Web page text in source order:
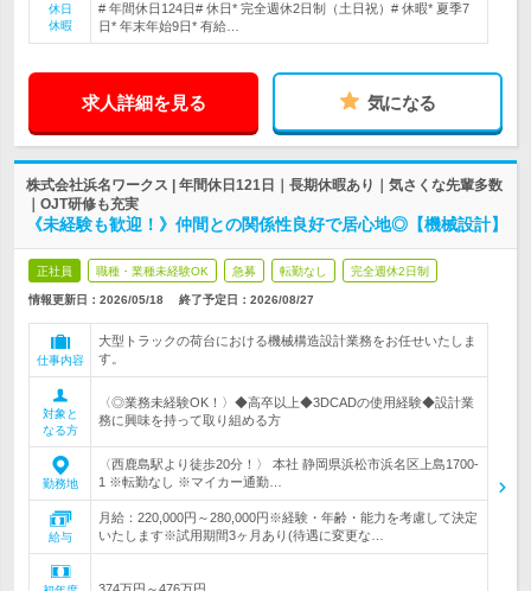
休日
休暇
# 年間休日124日# 休日* 完全週休2日制（土日祝）# 休暇* 夏季7
日* 年末年始9日* 有給…
求人詳細を見る 気になる
株式会社浜名ワークス | 年間休日121日｜長期休暇あり｜気さくな先輩多数
｜OJT研修も充実
《未経験も歓迎！》仲間との関係性良好で居心地◎【機械設計】
正社員 職種・業種未経験OK 急募 転勤なし 完全週休2日制
情報更新日：2026/05/18 終了予定日： 2026/08/27
仕事内容
大型トラックの荷台における機械構造設計業務をお任せいたしま
す。
対象と
なる方
〈◎業務未経験OK！〉◆高卒以上◆3DCADの使用経験◆設計業
務に興味を持って取り組める方
勤務地
〈西鹿島駅より徒歩20分！〉 本社 静岡県浜松市浜名区上島1700-
1 ※転勤なし ※マイカー通勤…
給与
月給：220,000円～280,000円※経験・年齢・能力を考慮して決定
いたします※試用期間3ヶ月あり(待遇に変更な…
374万円～476万円